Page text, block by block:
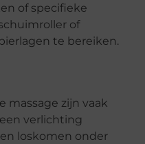
of specifieke
of
te bereiken.
massage zijn vaak
verlichting
loskomen onder